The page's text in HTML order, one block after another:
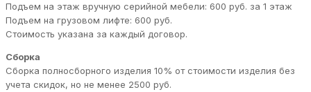
Подъем на этаж вручную серийной мебели: 600 руб. за 1 этаж
Подъем на грузовом лифте: 600 руб.
Стоимость указана за каждый договор.
Сборка
Сборка полносборного изделия 10% от стоимости изделия без
учета скидок, но не менее 2500 руб.